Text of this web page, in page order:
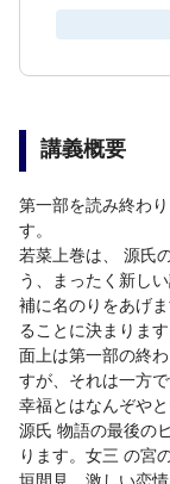
講義概要
第一部を読み終わ
若菜上巻は、 源氏
う、まったく新し
補に名のりをあげ
ることに決まりま
面上は第一部の終
すが、それは一方
幸福とはなんぞや
源氏 物語の最後の
ります。女三 の宮